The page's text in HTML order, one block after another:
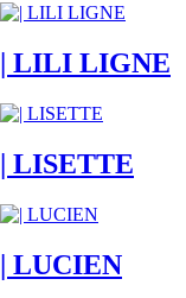
| LILI LIGNE
| LISETTE
| LUCIEN